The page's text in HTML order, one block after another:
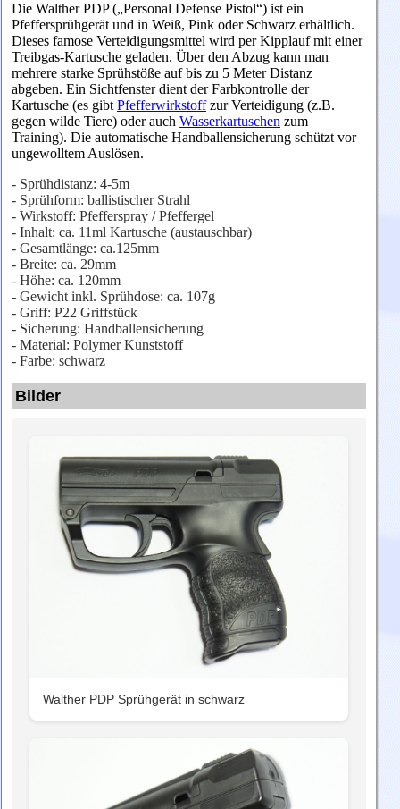
Die Walther PDP („Personal Defense Pistol“) ist ein
Pfeffersprühgerät und in Weiß, Pink oder Schwarz erhältlich.
Dieses famose Verteidigungsmittel wird per Kipplauf mit einer
Treibgas-Kartusche geladen. Über den Abzug kann man
mehrere starke Sprühstöße auf bis zu 5 Meter Distanz
abgeben. Ein Sichtfenster dient der Farbkontrolle der
Kartusche (es gibtPfefferwirkstoffzur Verteidigung (z.B.
gegen wilde Tiere) oder auch Wasserkartuschen zum
Training). Die automatische Handballensicherung schützt vor
ungewolltem Auslösen.
- Sprühdistanz: 4-5m
- Sprühform: ballistischer Strahl
- Wirkstoff: Pfefferspray / Pfeffergel
- Inhalt: ca. 11ml Kartusche (austauschbar)
- Gesamtlänge: ca.125mm
- Breite: ca. 29mm
- Höhe: ca. 120mm
- Gewicht inkl. Sprühdose: ca. 107g
- Griff: P22 Griffstück
- Sicherung: Handballensicherung
- Material: Polymer Kunststoff
- Farbe: schwarz
Bilder
Walther PDP Sprühgerät in schwarz